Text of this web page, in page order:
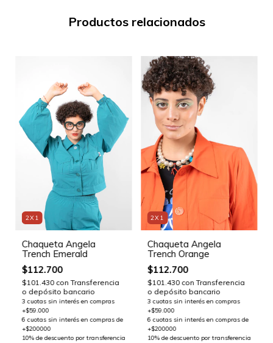
Productos relacionados
2X1
Chaqueta Angela
Trench Emerald
$112.700
$101.430 con Transferencia
o depósito bancario
2X1
Chaqueta Angela
Trench Orange
$112.700
$101.430 con Transferencia
o depósito bancario